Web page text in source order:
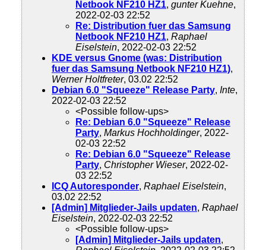
Netbook NF210 HZ1, gunter Kuehne,
2022-02-03 22:52
Re: Distribution fuer das Samsung
Netbook NF210 HZ1, Raphael
Eiselstein, 2022-02-03 22:52
KDE versus Gnome (was: Distribution
fuer das Samsung Netbook NF210 HZ1),
Werner Holtfreter, 03.02 22:52
Debian 6.0 "Squeeze" Release Party, Inte,
2022-02-03 22:52
<Possible follow-ups>
Re: Debian 6.0 "Squeeze" Release
Party, Markus Hochholdinger, 2022-
02-03 22:52
Re: Debian 6.0 "Squeeze" Release
Party, Christopher Wieser, 2022-02-
03 22:52
ICQ Autoresponder, Raphael Eiselstein,
03.02 22:52
[Admin] Mitglieder-Jails updaten, Raphael
Eiselstein, 2022-02-03 22:52
<Possible follow-ups>
[Admin] Mitglieder-Jails updaten,